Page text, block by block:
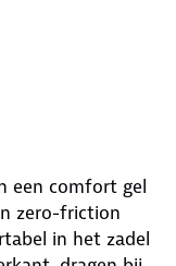
een comfort gel
zero-friction
in het zadel